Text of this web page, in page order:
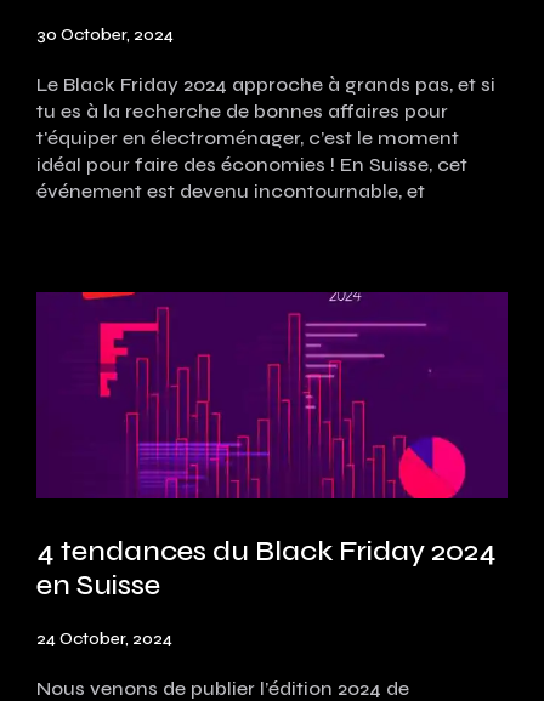
30 October, 2024
Le Black Friday 2024 approche à grands pas, et si
tu es à la recherche de bonnes affaires pour
t'équiper en électroménager, c’est le moment
idéal pour faire des économies ! En Suisse, cet
événement est devenu incontournable, et
4 tendances du Black Friday 2024
en Suisse
24 October, 2024
Nous venons de publier l’édition 2024 de